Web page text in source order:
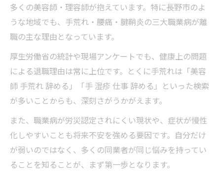
多くの美容師・理容師が抱えています。特に長野市のよ
うな地域でも、手荒れ・腰痛・腱鞘炎の三大職業病が離
職の主な理由となっています。
厚生労働省の統計や現場アンケートでも、健康上の問題
による退職理由は常に上位です。とくに手荒れは「美容
師 手荒れ 辞める」「手 湿疹 仕事 辞める」といった検索
が多いことからも、深刻さがうかがえます。
また、職業病が労災認定されにくい現状や、症状が慢性
化しやすいことも将来不安を強める要因です。自分だけ
が弱いのではなく、多くの同業者が同じ悩みを持ってい
ることを知ることが、まず第一歩となります。